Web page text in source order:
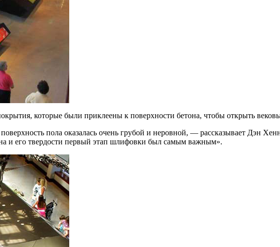
которые были приклеены к поверхности бетона, чтобы открыть
пола оказалась очень грубой и неровной, — рассказывает Дэн
и его твердости первый этап шлифовки был самым важным».